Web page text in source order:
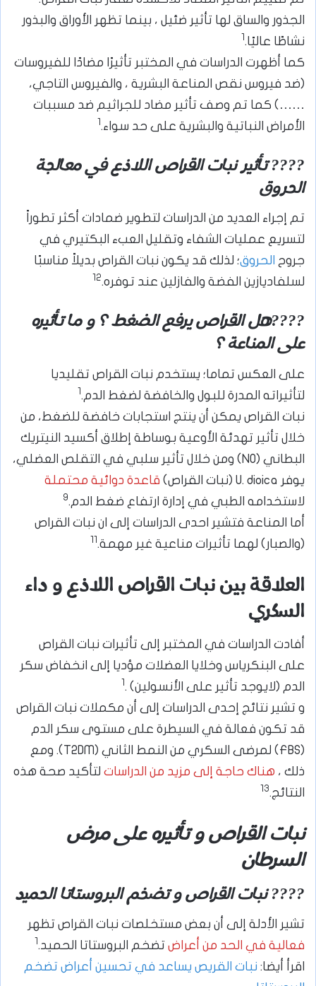
الجذور والساق لها تأثير ضئيل ، بينما تظهر الأوراق والبذور
نشاطًا عاليًا.1
كما أظهرت الدراسات في المختبر تأثيرًا مضادًا للفيروسات
(ضد فيروس نقص المناعة البشرية ، والفيروس التاجي،
……) كما تم وصف تأثير مضاد للجراثيم ضد مسببات
الأمراض النباتية والبشرية على حد سواء.1
???? تأثير نبات القراص اللاذع في معالجة
الحروق
تم إجراء العديد من الدراسات لتطوير ضمادات أكثر تطوراً
لتسريع عمليات الشفاء وتقليل العبء البكتيري في
جروح الحروق؛ لذلك قد يكون نبات القراص بديلاً مناسبًا
لسلفاديازين الفضة والفازلين عند توفره.12
????هل القراص يرفع الضغط ؟ و ما تأثيره
على المناعة ؟
على العكس تماما؛ يستخدم نبات القراص تقليديا
لتأثيراته المدرة للبول والخافضة لضغط الدم.1
نبات القراص يمكن أن ينتج استجابات خافضة للضغط، من
خلال تأثير تهدئة الأوعية بوساطة إطلاق أكسيد النيتريك
البطاني (NO) ومن خلال تأثير سلبي في التقلص العضلي،
يوفر U. dioica (نبات القراص)
قاعدة دوائية محتملة
لاستخدامه الطبي في إدارة ارتفاع ضغط الدم.9
أما المناعة فتشير احدى الدراسات إلى ان نبات القراص
(والصبار) لهما تأثيرات مناعية غير مهمة.11
العلاقة بين نبات القراص اللاذع و داء
السكري
أفادت الدراسات في المختبر إلى تأثيرات نبات القراص
على البنكرياس وخلايا العضلات مؤديا إلى انخفاض سكر
الدم (لايوجد تأثير على الأنسولين) .
و تشير نتائج إحدى الدراسات إلى أن مكملات نبات القراص
قد تكون فعالة في السيطرة على مستوى سكر الدم
(FBS) لمرضى السكري من النمط الثاني (T2DM). ومع
ذلك ، هناك حاجة إلى مزيد من الدراسات لتأكيد صحة هذه
النتائج.13
نبات القراص و تأثيره على مرض
السرطان
???? نبات القراص و تضخم البروستاتا الحميد
تشير الأدلة إلى أن بعض مستخلصات نبات القراص تظهر
فعالية في الحد من أعراض تضخم البروستاتا الحميد.
اقرأ أيضا: نبات القريص يساعد في تحسين أعراض تضخم